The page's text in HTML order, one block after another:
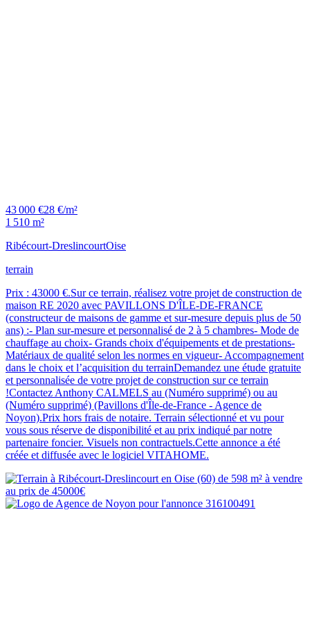
43 000 €28 €/m²
1 510 m²
Ribécourt-DreslincourtOise
terrain
Prix : 43000 €.Sur ce terrain, réalisez votre projet de construction de
maison RE 2020 avec PAVILLONS D'ÎLE-DE-FRANCE
(constructeur de maisons de gamme et sur-mesure depuis plus de 50
ans) :- Plan sur-mesure et personnalisé de 2 à 5 chambres- Mode de
chauffage au choix- Grands choix d'équipements et de prestations-
Matériaux de qualité selon les normes en vigueur- Accompagnement
dans le choix et l’acquisition du terrainDemandez une étude gratuite
et personnalisée de votre projet de construction sur ce terrain
!Contactez Anthony CALMELS au (Numéro supprimé) ou au
(Numéro supprimé) (Pavillons d'Île-de-France - Agence de
Noyon).Prix hors frais de notaire. Terrain sélectionné et vu pour
vous sous réserve de disponibilité et au prix indiqué par notre
partenaire foncier. Visuels non contractuels.Cette annonce a été
créée et diffusée avec le logiciel VITAHOME.